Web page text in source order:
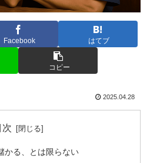
Facebook はてブ
コピー
2025.04.28
次
る、とは限らない